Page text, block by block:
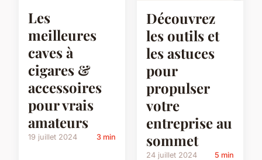
Les
meilleures
caves à
cigares &
accessoires
pour vrais
amateurs
19 juillet 2024 3 min
Découvrez
les outils et
les astuces
pour
propulser
votre
entreprise au
sommet
24 juillet 2024 5 min